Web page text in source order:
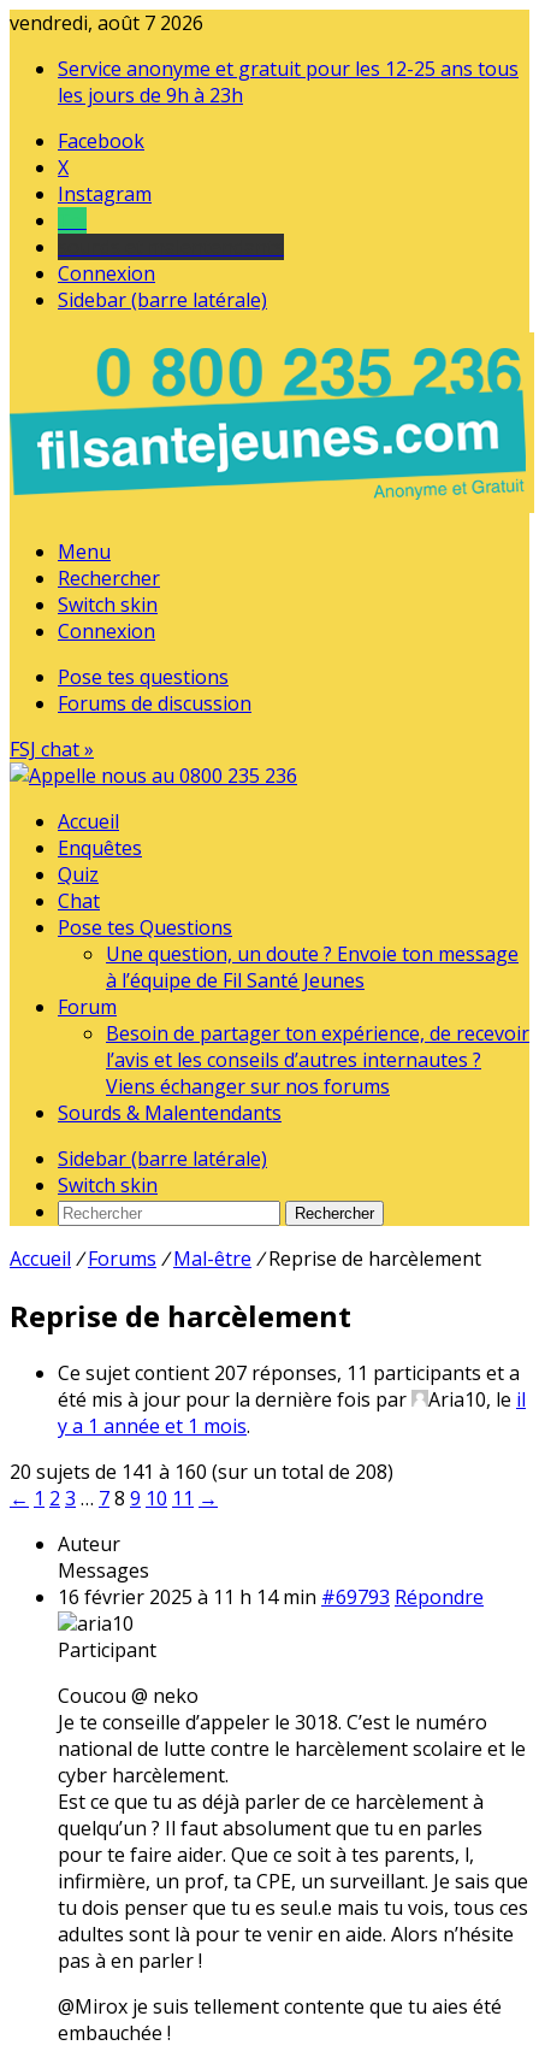
vendredi, août 7 2026
Service anonyme et gratuit pour les 12-25 ans tous
les jours de 9h à 23h
Facebook
X
Instagram
Connexion
Sidebar (barre latérale)
Menu
Rechercher
Switch skin
Connexion
Pose tes questions
Forums de discussion
FSJ chat »
Accueil
Enquêtes
Quiz
Chat
Pose tes Questions
Une question, un doute ? Envoie ton message
à l’équipe de Fil Santé Jeunes
Forum
Besoin de partager ton expérience, de recevoir
l’avis et les conseils d’autres internautes ?
Viens échanger sur nos forums
Sourds & Malentendants
Sidebar (barre latérale)
Switch skin
Rechercher
Accueil / Forums / Mal-être / Reprise de harcèlement
Reprise de harcèlement
Ce sujet contient 207 réponses, 11 participants et a
été mis à jour pour la dernière fois par
Aria10, le il
y a 1 année et 1 mois.
20 sujets de 141 à 160 (sur un total de 208)
← 1 2 3 … 78 9 10 11 →
Auteur
Messages
16 février 2025 à 11 h 14 min #69793 Répondre
aria10
Participant
Coucou @ neko
Je te conseille d’appeler le 3018. C’est le numéro
national de lutte contre le harcèlement scolaire et le
cyber harcèlement.
Est ce que tu as déjà parler de ce harcèlement à
quelqu’un ? Il faut absolument que tu en parles
pour te faire aider. Que ce soit à tes parents, l,
infirmière, un prof, ta CPE, un surveillant. Je sais que
tu dois penser que tu es seul.e mais tu vois, tous ces
adultes sont là pour te venir en aide. Alors n’hésite
pas à en parler !
@Mirox je suis tellement contente que tu aies été
embauchée !